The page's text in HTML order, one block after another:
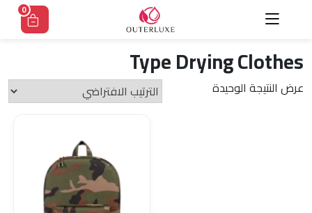
0
Type Drying Clothes
عرض النتيجة الوحيدة